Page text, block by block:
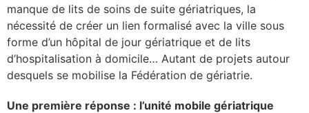
manque de lits de soins de suite gériatriques, la
nécessité de créer un lien formalisé avec la ville sous
forme d’un hôpital de jour gériatrique et de lits
d’hospitalisation à domicile… Autant de projets autour
desquels se mobilise la Fédération de gériatrie.
Une première réponse : l’unité mobile gériatrique